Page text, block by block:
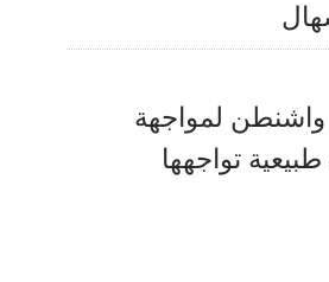
لمواجهة
تواجهها